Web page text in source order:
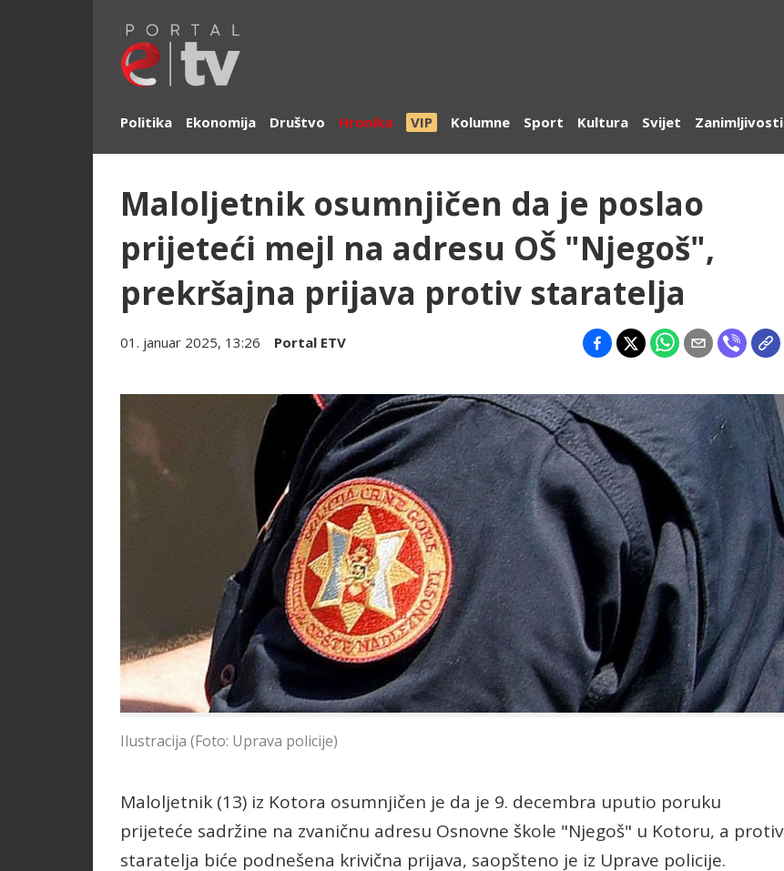
Politika Ekonomija Društvo Hronika VIP Kolumne Sport Kultura Svijet Zanimljivosti
Maloljetnik osumnjičen da je poslao
prijeteći mejl na adresu OŠ "Njegoš",
prekršajna prijava protiv staratelja
01. januar 2025, 13:26 Portal ETV
Ilustracija (Foto: Uprava policije)
Maloljetnik (13) iz Kotora osumnjičen je da je 9. decembra uputio poruku
prijeteće sadržine na zvaničnu adresu Osnovne škole "Njegoš" u Kotoru, a protiv
staratelja biće podnešena krivična prijava, saopšteno je iz Uprave policije.